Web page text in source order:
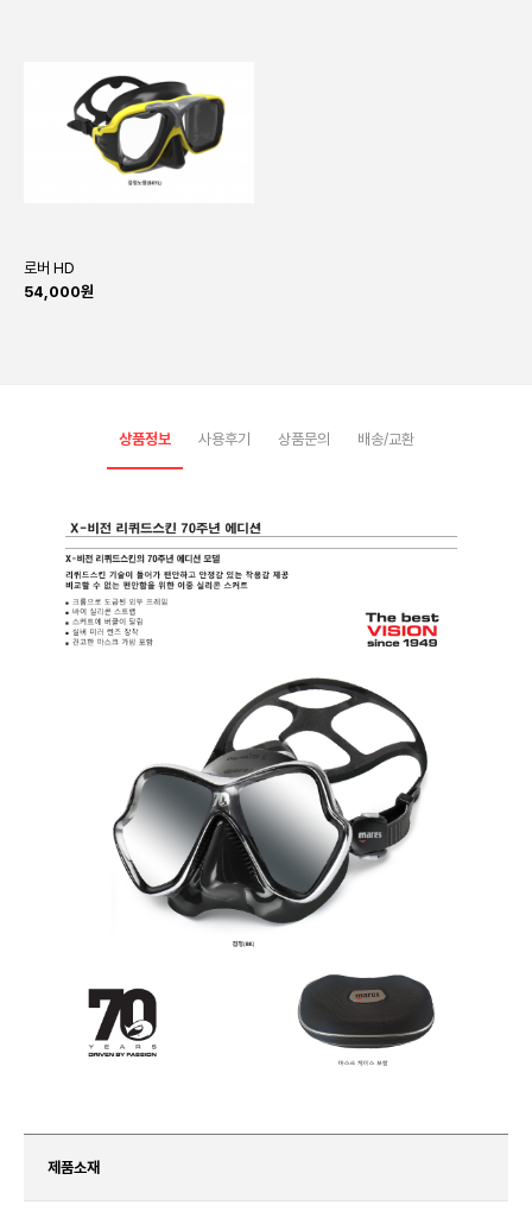
로버 HD
54,000원
상품정보 사용후기 상품문의 배송/교환
제품소재